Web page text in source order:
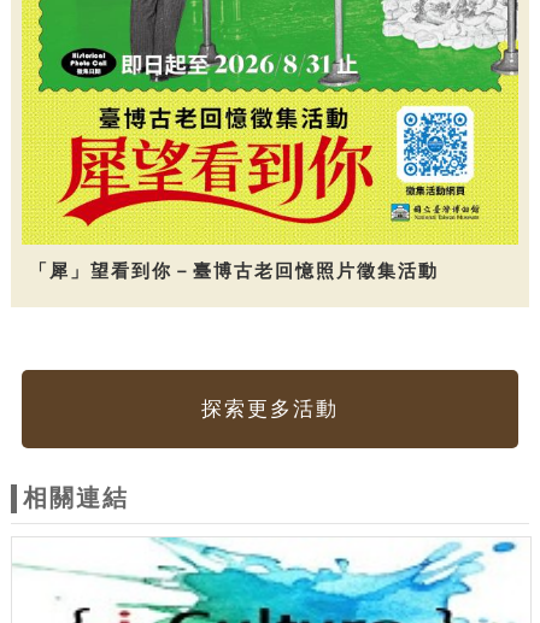
「犀」望看到你－臺博古老回憶照片徵集活動
探索更多活動
相關連結